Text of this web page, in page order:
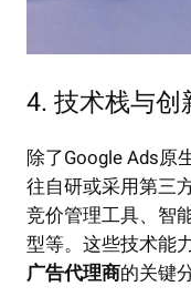
4. 技术栈与创
除了Google Ads原
往自研或采用第三
竞价管理工具、智
型等。这些技术能
广告代理商的关键